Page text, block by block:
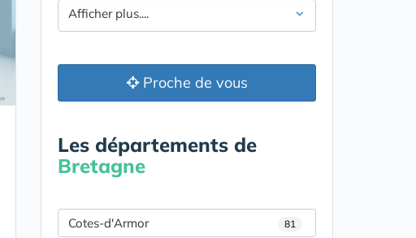
Afficher plus....
Proche de vous
Les départements de
Bretagne
Cotes-d'Armor 81